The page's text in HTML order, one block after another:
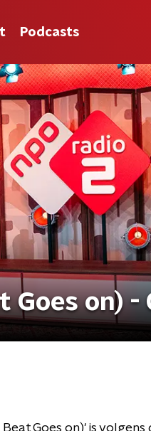
Podcasts
on) -
Goes on)' is volgens